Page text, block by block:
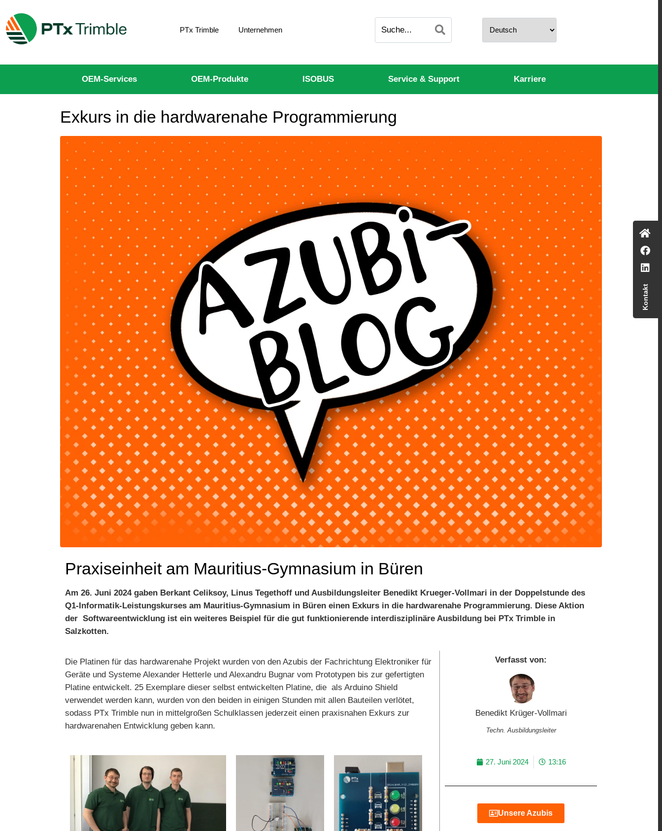
PTx Trimble Unternehmen
OEM-Services OEM-Produkte ISOBUS Service & Support Karriere
Exkurs in die hardwarenahe Programmierung
Praxiseinheit am Mauritius-Gymnasium in Büren
Am 26. Juni 2024 gaben Berkant Celiksoy, Linus Tegethoff und Ausbildungsleiter Benedikt Krueger-Vollmari in der Doppelstunde des
Q1-Informatik-Leistungskurses am Mauritius-Gymnasium in Büren einen Exkurs in die hardwarenahe Programmierung. Diese Aktion
der Softwareentwicklung ist ein weiteres Beispiel für die gut funktionierende interdisziplinäre Ausbildung bei PTx Trimble in
Salzkotten.
Die Platinen für das hardwarenahe Projekt wurden von den Azubis der Fachrichtung Elektroniker für
Geräte und Systeme Alexander Hetterle und Alexandru Bugnar vom Prototypen bis zur gefertigten
Platine entwickelt. 25 Exemplare dieser selbst entwickelten Platine, die als Arduino Shield
verwendet werden kann, wurden von den beiden in einigen Stunden mit allen Bauteilen verlötet,
sodass PTx Trimble nun in mittelgroßen Schulklassen jederzeit einen praxisnahen Exkurs zur
hardwarenahen Entwicklung geben kann.
Verfasst von:
Benedikt Krüger-Vollmari
Techn. Ausbildungsleiter
27. Juni 2024 13:16
Unsere Azubis
Kontakt